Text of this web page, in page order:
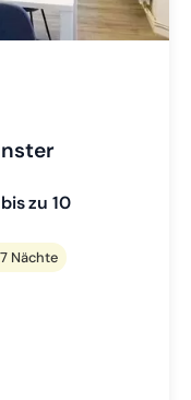
1 wechseln
2 wechseln
3 wechseln
4 wechseln
5 wechseln
wechseln
zu 10
Nächte